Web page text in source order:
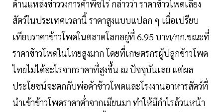
ด้านแหล่งข่าววงการค้าพืชไร่ กล่าวว่า ราคาข้าวโพดเลี้ยง
สัตว์ในประเทศเวลานี้ ราคาสูงแบบแปลก ๆ เมื่อเปรียบ
เทียบราคาข้าวโพดในตลาดโลกอยู่ที่ 6.95 บาท/กก.ขณะที่
ราคาข้าวโพดในไทยสูงมาก โดยที่เกษตรกรผู้ปลูกข้าวโพด
ไทยไม่ได้อะไรจากราคาที่สูงขึ้น ณ ปัจจุบันเลย แต่ผล
ประโยชน์จะตกกับพ่อค้าข้าวโพดและโรงงานอาหารสัตว์ที่
นำเข้าข้าวโพดราคาตํ่าจากเมียนมา ทำให้มีกำไรถ้วนหน้า